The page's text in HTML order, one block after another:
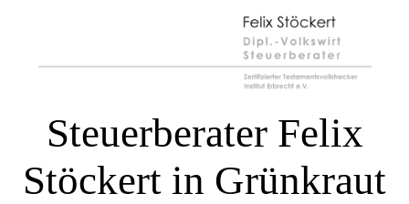
Steuerberater Felix
Stöckert in Grünkraut